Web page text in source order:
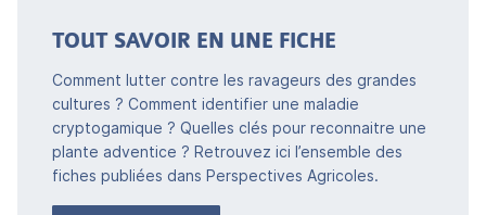
TOUT SAVOIR EN UNE FICHE
Comment lutter contre les ravageurs des grandes
cultures ? Comment identifier une maladie
cryptogamique ? Quelles clés pour reconnaitre une
plante adventice ? Retrouvez ici l’ensemble des
fiches publiées dans Perspectives Agricoles.